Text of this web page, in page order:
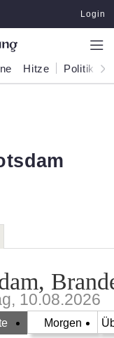
Login
Hitze Politik
10.08.2026
Morgen